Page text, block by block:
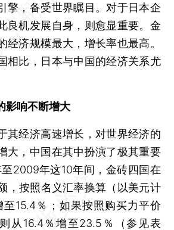
擎，备受世界瞩目。对于日本企
良机发展自身，则愈显重要。金
经济规模最大，增长率也最高。
相比，日本与中国的经济关系尤
影响不断增大
经济高速增长，对世界经济的
大，中国在其中扮演了极其重要
2009年这10年间，金砖四国在
，按照名义汇率换算（以美元计
15.4％；如果按照购买力平价
则从16.4％增至23.5％（参见表